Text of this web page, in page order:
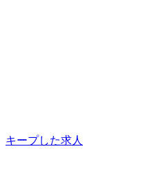
キープした求人